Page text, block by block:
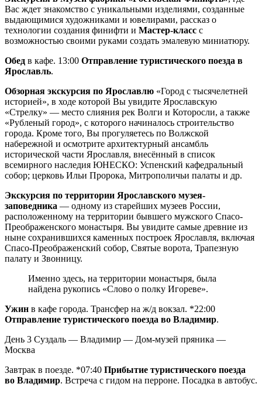
Вас ждет знакомство с уникальными изделиями, созданные
выдающимися художниками и ювелирами, рассказ о
технологии создания финифти и Мастер-класс с
возможностью своими руками создать эмалевую миниатюру.
Обед в кафе. 13:00 Отправление туристического поезда в
Ярославль.
Обзорная экскурсия по Ярославлю «Город с тысячелетней
историей», в ходе которой Вы увидите Ярославскую
«Стрелку» — место слияния рек Волги и Которосли, а также
«Рубленый город», с которого начиналось строительство
города. Кроме того, Вы прогуляетесь по Волжской
набережной и осмотрите архитектурный ансамбль
исторической части Ярославля, внесённый в список
всемирного наследия ЮНЕСКО: Успенский кафедральный
собор; церковь Ильи Пророка, Митрополичьи палаты и др.
Экскурсия по территории Ярославского музея-
заповедника — одному из старейших музеев России,
расположенному на территории бывшего мужского Спасо-
Преображенского монастыря. Вы увидите самые древние из
ныне сохранившихся каменных построек Ярославля, включая
Спасо-Преображенский собор, Святые ворота, Трапезную
палату и Звонницу.
Именно здесь, на территории монастыря, была
найдена рукопись «Слово о полку Игореве».
Ужин в кафе города. Трансфер на ж/д вокзал. *22:00
Отправление туристического поезда во Владимир.
День 3 Суздаль — Владимир — Дом-музей пряника —
Москва
Завтрак в поезде. *07:40 Прибытие туристического поезда
во Владимир. Встреча с гидом на перроне. Посадка в автобус.